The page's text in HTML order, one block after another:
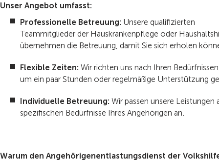
Unser Angebot umfasst:
Professionelle Betreuung: Unsere qualifizierten
Teammitglieder der Hauskrankenpflege oder
übernehmen die Betreuung, damit Sie sich erholen
Flexible Zeiten: Wir richten uns nach Ihren
um ein paar Stunden oder regelmäßige Unterstützung
Individuelle Betreuung: Wir passen unsere Leistungen
spezifischen Bedürfnisse Ihres Angehörigen an.
Warum den Angehörigenentlastungsdienst der